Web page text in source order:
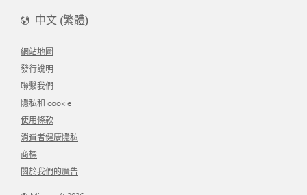
中文 (繁體)
網站地圖
發行說明
聯繫我們
隱私和 cookie
使用條款
消費者健康隱私
商標
關於我們的廣告